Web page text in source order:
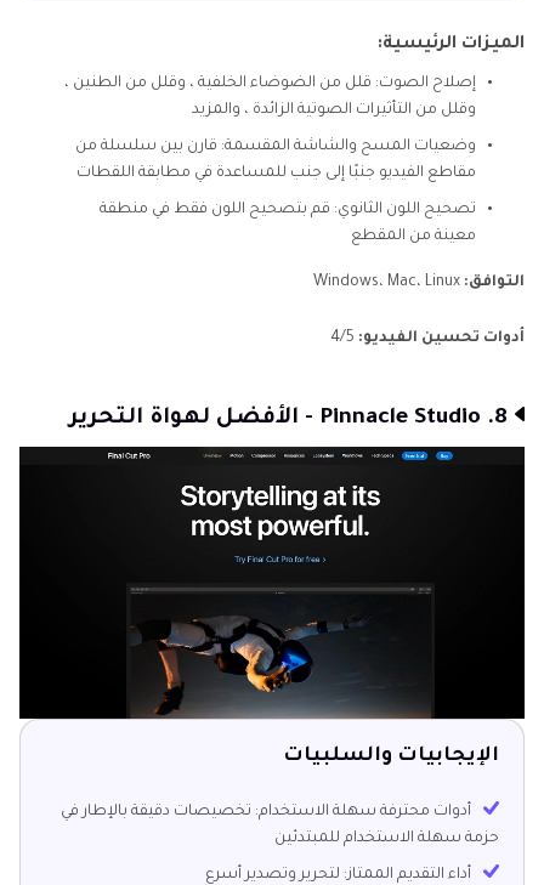
الميزات الرئيسية:
إصلاح الصوت: قلل من الضوضاء الخلفية ، وقلل من الطنين ،
وقلل من التأثيرات الصوتية الزائدة ، والمزيد
وضعيات المسح والشاشة المقسمة: قارن بين سلسلة من
مقاطع الفيديو جنبًا إلى جنب للمساعدة في مطابقة اللقطات
تصحيح اللون الثانوي: قم بتصحيح اللون فقط في منطقة
معينة من المقطع
التوافق:
أدوات تحسين الفيديو:
8. Pinnacle Studio - الأفضل لهواة التحرير
الإيجابيات والسلبيات
أدوات محترفة سهلة الاستخدام: تخصيصات دقيقة بالإطار في
حزمة سهلة الاستخدام للمبتدئين
أداء التقديم الممتاز: لتحرير وتصدير أسرع